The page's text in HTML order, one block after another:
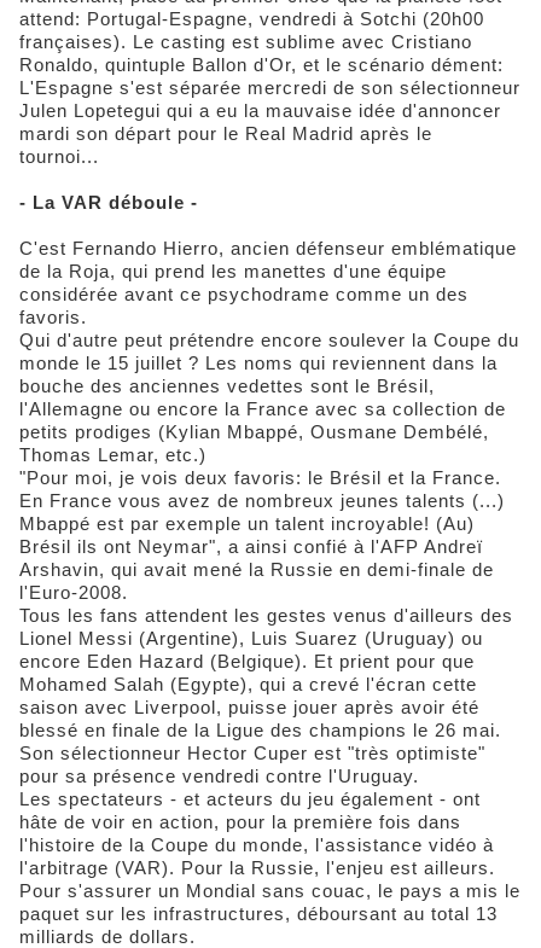
attend: Portugal-Espagne, vendredi à Sotchi (20h00
françaises). Le casting est sublime avec Cristiano
Ronaldo, quintuple Ballon d'Or, et le scénario dément:
L'Espagne s'est séparée mercredi de son sélectionneur
Julen Lopetegui qui a eu la mauvaise idée d'annoncer
mardi son départ pour le Real Madrid après le
tournoi...
- La VAR déboule -
C'est Fernando Hierro, ancien défenseur emblématique
de la Roja, qui prend les manettes d'une équipe
considérée avant ce psychodrame comme un des
favoris.
Qui d'autre peut prétendre encore soulever la Coupe du
monde le 15 juillet ? Les noms qui reviennent dans la
bouche des anciennes vedettes sont le Brésil,
l'Allemagne ou encore la France avec sa collection de
petits prodiges (Kylian Mbappé, Ousmane Dembélé,
Thomas Lemar, etc.)
"Pour moi, je vois deux favoris: le Brésil et la France.
En France vous avez de nombreux jeunes talents (...)
Mbappé est par exemple un talent incroyable! (Au)
Brésil ils ont Neymar", a ainsi confié à l'AFP Andreï
Arshavin, qui avait mené la Russie en demi-finale de
l'Euro-2008.
Tous les fans attendent les gestes venus d'ailleurs des
Lionel Messi (Argentine), Luis Suarez (Uruguay) ou
encore Eden Hazard (Belgique). Et prient pour que
Mohamed Salah (Egypte), qui a crevé l'écran cette
saison avec Liverpool, puisse jouer après avoir été
blessé en finale de la Ligue des champions le 26 mai.
Son sélectionneur Hector Cuper est "très optimiste"
pour sa présence vendredi contre l'Uruguay.
Les spectateurs - et acteurs du jeu également - ont
hâte de voir en action, pour la première fois dans
l'histoire de la Coupe du monde, l'assistance vidéo à
l'arbitrage (VAR). Pour la Russie, l'enjeu est ailleurs.
Pour s'assurer un Mondial sans couac, le pays a mis le
paquet sur les infrastructures, déboursant au total 13
milliards de dollars.